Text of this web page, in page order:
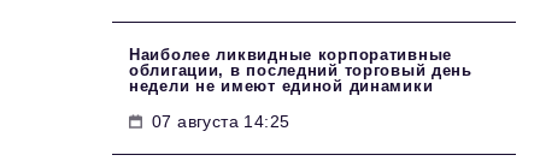
Наиболее ликвидные корпоративные
облигации, в последний торговый день
недели не имеют единой динамики
07 августа 14:25